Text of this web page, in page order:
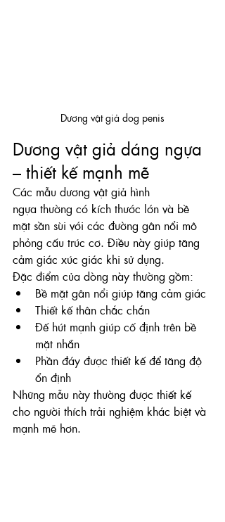
Dương vật giả dog penis
Dương vật giả dáng ngựa
– thiết kế mạnh mẽ
Các mẫu dương vật giả hình
ngựa thường có kích thước lớn và bề
mặt sần sùi với các đường gân nổi mô
phỏng cấu trúc cơ. Điều này giúp tăng
cảm giác xúc giác khi sử dụng.
Đặc điểm của dòng này thường gồm:
Bề mặt gân nổi giúp tăng cảm giác
Thiết kế thân chắc chắn
Đế hút mạnh giúp cố định trên bề
mặt nhẵn
Phần đáy được thiết kế để tăng độ
ổn định
Những mẫu này thường được thiết kế
cho người thích trải nghiệm khác biệt và
mạnh mẽ hơn.